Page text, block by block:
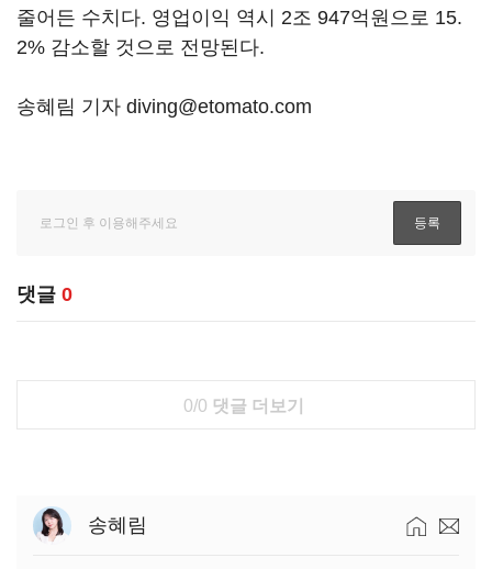
줄어든 수치다. 영업이익 역시 2조 947억원으로 15.
2% 감소할 것으로 전망된다.
송혜림 기자 diving@etomato.com
댓글 0
0/0 댓글 더보기
송혜림